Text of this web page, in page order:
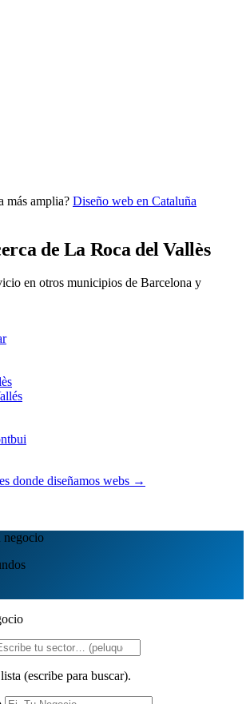
más amplia? Diseño web en Cataluña
de La Roca del Vallès
en otros municipios de Barcelona y
donde diseñamos webs →
negocio
(escribe para buscar).